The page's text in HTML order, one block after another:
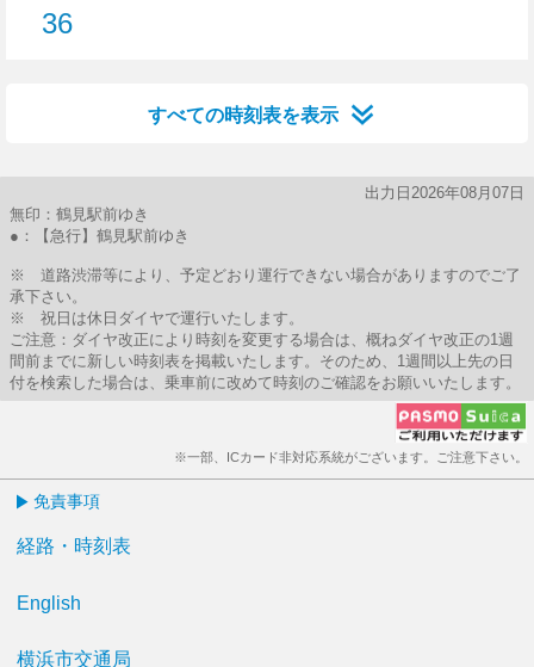
36
すべての時刻表を表示
出力日2026年08月07日
無印：鶴見駅前ゆき
●：【急行】鶴見駅前ゆき
※ 道路渋滞等により、予定どおり運行できない場合がありますのでご了
承下さい。
※ 祝日は休日ダイヤで運行いたします。
ご注意：ダイヤ改正により時刻を変更する場合は、概ねダイヤ改正の1週
間前までに新しい時刻表を掲載いたします。そのため、1週間以上先の日
付を検索した場合は、乗車前に改めて時刻のご確認をお願いいたします。
※一部、ICカード非対応系統がございます。ご注意下さい。
免責事項
経路・時刻表
English
横浜市交通局